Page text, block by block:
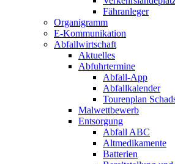
Fähranleger
Organigramm
E-Kommunikation
Abfallwirtschaft
Aktuelles
Abfuhrtermine
Abfall-App
Abfallkalender
Tourenplan
Malwettbewerb
Entsorgung
Abfall ABC
Altmedikamente
Batterien